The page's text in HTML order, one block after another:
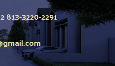
813-3220-2291